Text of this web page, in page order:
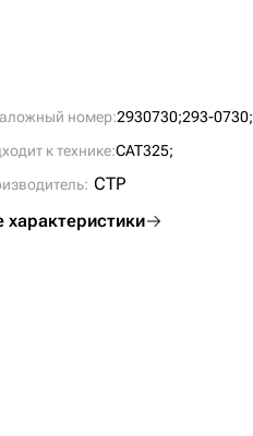
номер:2930730;293-0730;
к технике:CAT325;
CTP
характеристики